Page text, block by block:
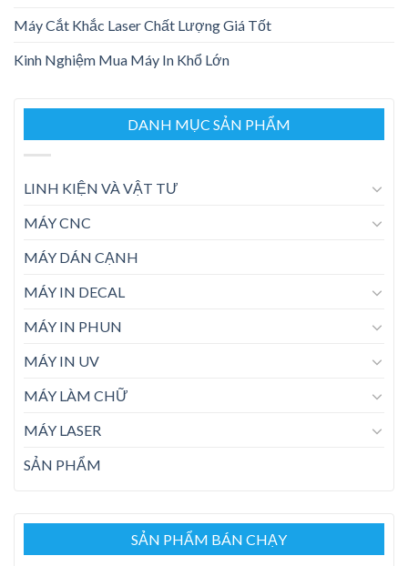
Máy Cắt Khắc Laser Chất Lượng Giá Tốt
Kinh Nghiệm Mua Máy In Khổ Lớn
DANH MỤC SẢN PHẨM
LINH KIỆN VÀ VẬT TƯ
MÁY CNC
MÁY DÁN CẠNH
MÁY IN DECAL
MÁY IN PHUN
MÁY IN UV
MÁY LÀM CHỮ
MÁY LASER
SẢN PHẨM
SẢN PHẨM BÁN CHẠY